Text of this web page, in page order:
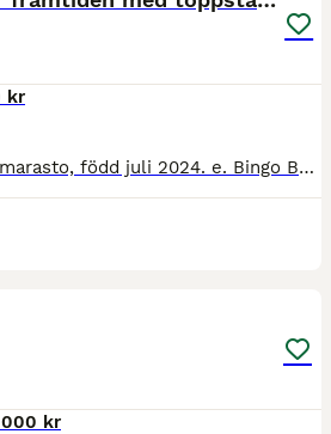
kr
Belliebay är ett Connemarasto, född juli 2024. e. Bingo Bell RC 112 – u. Cashelbay Ella Hon beräknas bli maxad C/liten D-ponny. Skimmel, född gulbrun. HWSD N/N Nu finns möjligheten att förvärva et
kr